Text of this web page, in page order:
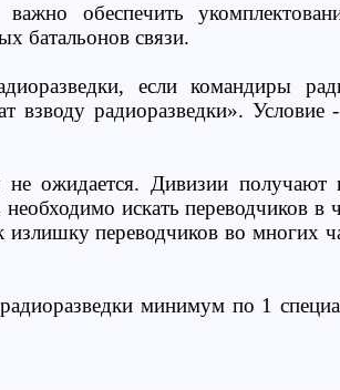
обеспечить
батальонов связи.
если командиры
взводу радиоразведки». Условие
не ожидается. Дивизии получают
искать переводчиков в
излишку переводчиков во многих
минимум по 1